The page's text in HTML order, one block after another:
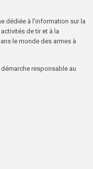
dédiée à l'information sur la
de tir et à la
le monde des armes à
responsable au